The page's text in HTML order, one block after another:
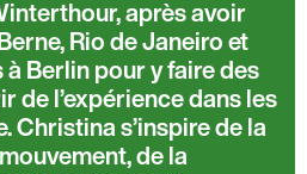
après avoir
Rio de Janeiro et
Berlin pour y faire des
de l’expérience dans les
Christina s’inspire de la
de la